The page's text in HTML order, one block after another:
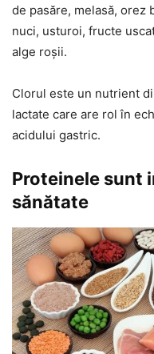
de pasăre, melasă, orez
nuci, usturoi, fructe
alge roșii.
Clorul este un nutrient
lactate care are rol în
acidului gastric.
Proteinele sunt
sănătate